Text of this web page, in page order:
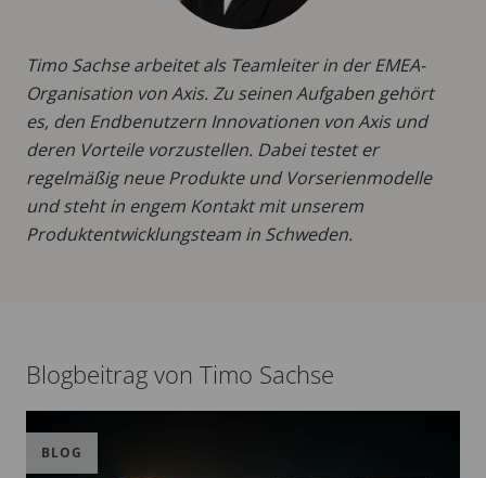
Timo Sachse arbeitet als Teamleiter in der EMEA-
Organisation von Axis. Zu seinen Aufgaben gehört
es, den Endbenutzern Innovationen von Axis und
deren Vorteile vorzustellen. Dabei testet er
regelmäßig neue Produkte und Vorserienmodelle
und steht in engem Kontakt mit unserem
Produktentwicklungsteam in Schweden.
Blogbeitrag von Timo Sachse
BLOG